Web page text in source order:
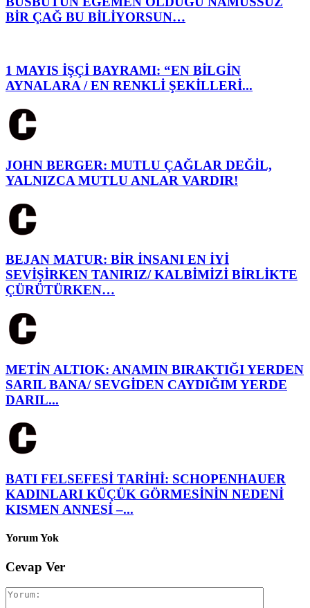
BİR ÇAĞ BU BİLİYORSUN…
1 MAYIS İŞÇİ BAYRAMI: “EN BİLGİN
AYNALARA / EN RENKLİ ŞEKİLLERİ...
JOHN BERGER: MUTLU ÇAĞLAR DEĞİL,
YALNIZCA MUTLU ANLAR VARDIR!
BEJAN MATUR: BİR İNSANI EN İYİ
SEVİŞİRKEN TANIRIZ/ KALBİMİZİ BİRLİKTE
ÇÜRÜTÜRKEN…
METİN ALTIOK: ANAMIN BIRAKTIĞI YERDEN
SARIL BANA/ SEVGİDEN CAYDIĞIM YERDE
DARIL...
BATI FELSEFESİ TARİHİ: SCHOPENHAUER
KADINLARI KÜÇÜK GÖRMESİNİN NEDENİ
KISMEN ANNESİ –...
Yorum Yok
Cevap Ver